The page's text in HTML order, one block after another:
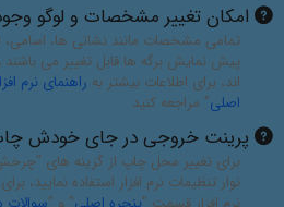
امکان تغییر مشخصات و لوگو
تمامی مشخصات مانند نشانی ها، اسامی،
پیش نمایش برگه ها قابل تغییر می
اند، برای اطلاعات بیشتر به راهنمای نرم
اصلی" مراجعه کنید
پرینت خروجی در جای خودش
برای تغییر محل چاپ از گزینه های
نوار تنظیمات نرم افزار استفاده نمایید،